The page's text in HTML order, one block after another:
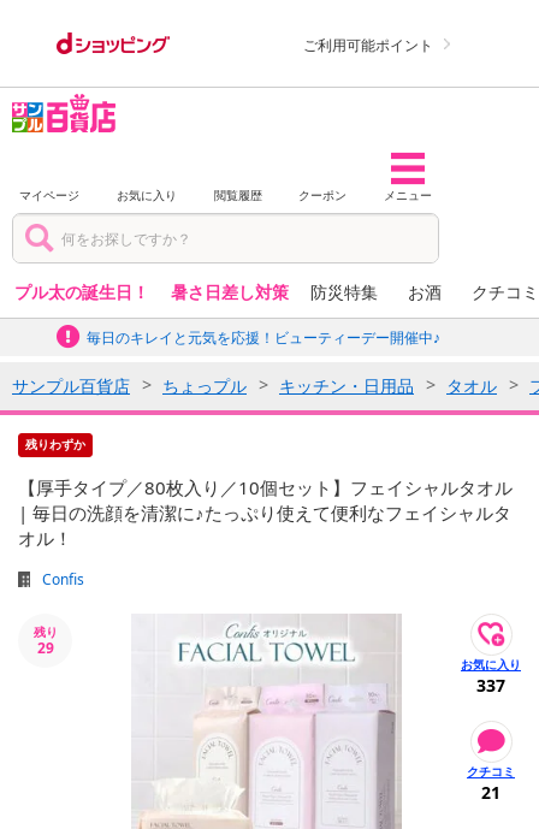
ご利用可能ポイント
マイページ お気に入り 閲覧履歴 クーポン メニュー
プル太の誕生日！ 暑さ日差し対策 防災特集 お酒 クチコ
毎日のキレイと元気を応援！ビューティーデー開催中♪
サンプル百貨店 ちょっプル キッチン・日用品 タオル
残りわずか
【厚手タイプ／80枚入り／10個セット】フェイシャルタオル
| 毎日の洗顔を清潔に♪たっぷり使えて便利なフェイシャルタ
オル！
Confis
残り
29
337
21